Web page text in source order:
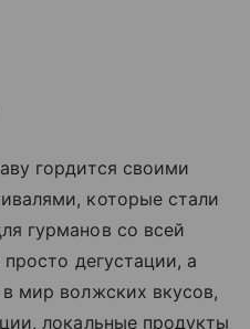
гордится своими
которые стали
гурманов со всей
дегустации, а
мир волжских вкусов,
локальные продукты